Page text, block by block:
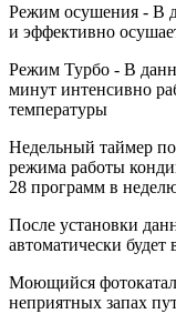
Режим осушения - В
и эффективно
Режим Турбо - В
минут интенсивно
температуры
Недельный таймер
режима работы
28 программ в
После установки
автоматически
Моющийся
неприятных запах